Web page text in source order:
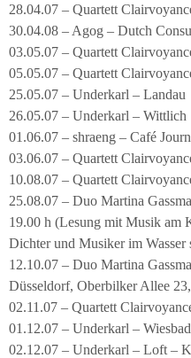
28.04.07 – Quartett
30.04.08 – Agog – Dutch
03.05.07 – Quartett
05.05.07 – Quartett
25.05.07 – Underkarl – Landau
26.05.07 – Underkarl – Wittlich
01.06.07 – shraeng – Café
03.06.07 – Quartett
10.08.07 – Quartett
25.08.07 – Duo Martina
19.00 h (Lesung mit Musik am
Dichter und Musiker im Wasser
12.10.07 – Duo Martina
Düsseldorf, Oberbilker Allee
02.11.07 – Quartett
01.12.07 – Underkarl –
02.12.07 – Underkarl – Loft –